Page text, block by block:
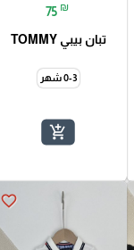
75 ₪
تبان بيبي TOMMY
0-3 شهر
add_shopping_cart
favorite_border